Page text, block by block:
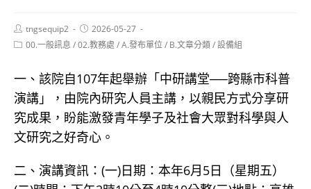
Post
author:
tngsequip2
Post
published:
2026-05-27
Post00.一般訊息 /02.教務處 /A.發布單位/ B.文章分類/設備組
一、該院自107年起舉辦「中研講堂──跨縣市科普
演講」，由院內研究人員主講，以親民方式分享研
究成果，盼能激發青年學子及社會大眾對科學與人
文研究之好奇心。
二、演講資訊：(一)日期：本年6月5日（星期五）